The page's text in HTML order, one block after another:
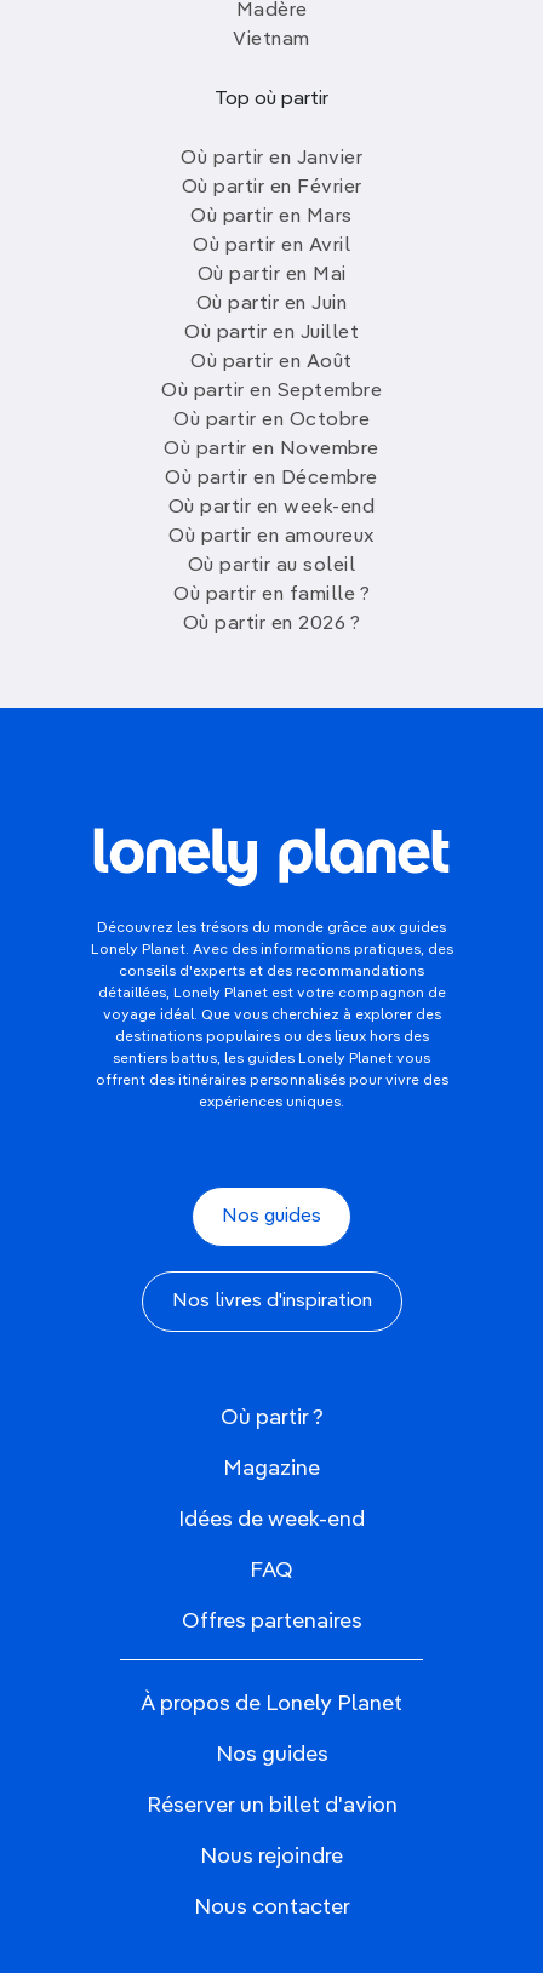
Madère
Vietnam
Top où partir
Où partir en Janvier
Où partir en Février
Où partir en Mars
Où partir en Avril
Où partir en Mai
Où partir en Juin
Où partir en Juillet
Où partir en Août
Où partir en Septembre
Où partir en Octobre
Où partir en Novembre
Où partir en Décembre
Où partir en week-end
Où partir en amoureux
Où partir au soleil
Où partir en famille ?
Où partir en 2026 ?
Découvrez les trésors du monde grâce aux guides
Lonely Planet. Avec des informations pratiques, des
conseils d'experts et des recommandations
détaillées, Lonely Planet est votre compagnon de
voyage idéal. Que vous cherchiez à explorer des
destinations populaires ou des lieux hors des
sentiers battus, les guides Lonely Planet vous
offrent des itinéraires personnalisés pour vivre des
expériences uniques.
Nos guides
Nos livres d'inspiration
Où partir ?
Magazine
Idées de week-end
FAQ
Offres partenaires
À propos de Lonely Planet
Nos guides
Réserver un billet d'avion
Nous rejoindre
Nous contacter